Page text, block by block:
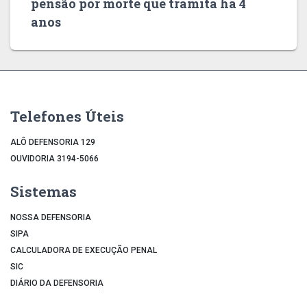
pensão por morte que tramita há 4
anos
Telefones Úteis
ALÔ DEFENSORIA 129
OUVIDORIA 3194-5066
Sistemas
NOSSA DEFENSORIA
SIPA
CALCULADORA DE EXECUÇÃO PENAL
SIC
DIÁRIO DA DEFENSORIA